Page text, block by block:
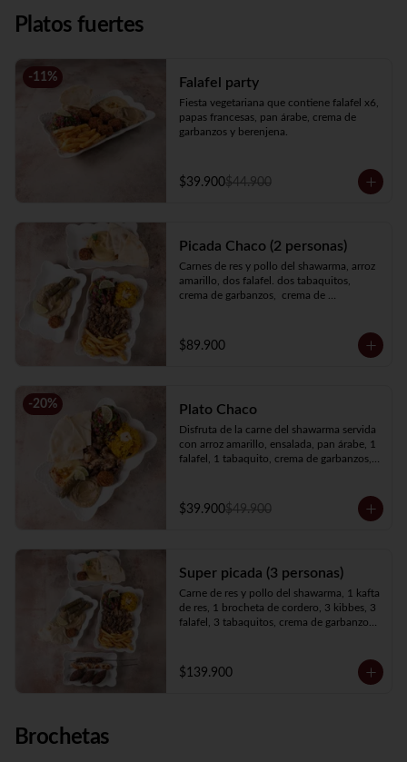
Platos fuertes
-11% Falafel party
Fiesta vegetariana que contiene falafel x6,
papas francesas, pan árabe, crema de
garbanzos y berenjena.
$39.900$44.900
Picada Chaco (2 personas)
Carnes de res y pollo del shawarma, arroz
amarillo, dos falafel. dos tabaquitos,
crema de garbanzos,  crema de
$89.900
-20% Plato Chaco
Disfruta de la carne del shawarma servida
con arroz amarillo, ensalada, pan árabe, 1
falafel, 1 tabaquito, crema de garbanzos,
$39.900$49.900
Super picada (3 personas)
Carne de res y pollo del shawarma, 1 kafta
de res, 1 brocheta de cordero, 3 kibbes, 3
falafel, 3 tabaquitos, crema de garbanzos,
$139.900
Brochetas